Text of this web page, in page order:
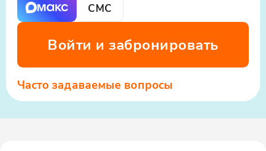
СМС
Войти и забронировать
Часто задаваемые вопросы